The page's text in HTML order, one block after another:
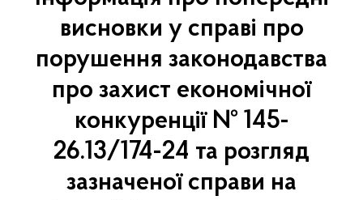
висновки у справі про
порушення законодавства
про захист економічної
конкуренції № 145-
26.13/174-24 та розгляд
зазначеної справи на